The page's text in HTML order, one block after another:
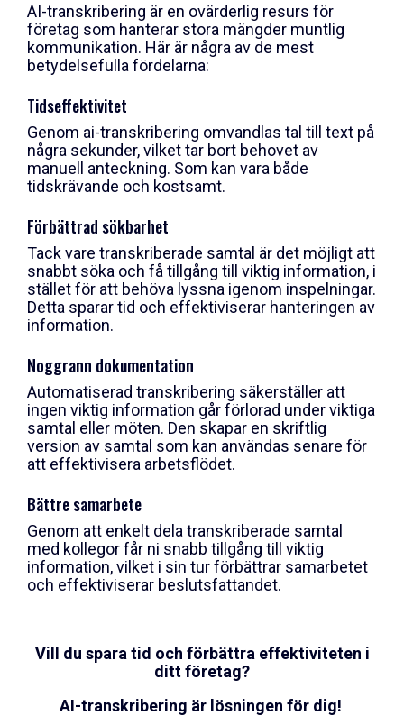
AI-transkribering är en ovärderlig resurs för
företag som hanterar stora mängder muntlig
kommunikation. Här är några av de mest
betydelsefulla fördelarna:
Tidseffektivitet
Genom ai-transkribering omvandlas tal till text på
några sekunder, vilket tar bort behovet av
manuell anteckning. Som kan vara både
tidskrävande och kostsamt.
Förbättrad sökbarhet
Tack vare transkriberade samtal är det möjligt att
snabbt söka och få tillgång till viktig information, i
stället för att behöva lyssna igenom inspelningar.
Detta sparar tid och effektiviserar hanteringen av
information.
Noggrann dokumentation
Automatiserad transkribering säkerställer att
ingen viktig information går förlorad under viktiga
samtal eller möten. Den skapar en skriftlig
version av samtal som kan användas senare för
att effektivisera arbetsflödet.
Bättre samarbete
Genom att enkelt dela transkriberade samtal
med kollegor får ni snabb tillgång till viktig
information, vilket i sin tur förbättrar samarbetet
och effektiviserar beslutsfattandet.
Vill du spara tid och förbättra effektiviteten i
ditt företag?
AI-transkribering är lösningen för dig!